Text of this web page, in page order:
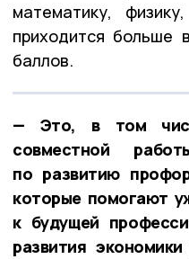
математику,
приходится больше
баллов.
— Это, в том
совместной
по развитию
которые помогают
к будущей
развития